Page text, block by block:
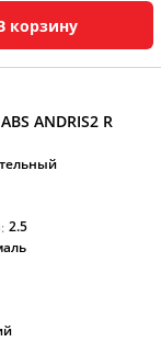
корзину
ANDRIS2 R
2.5